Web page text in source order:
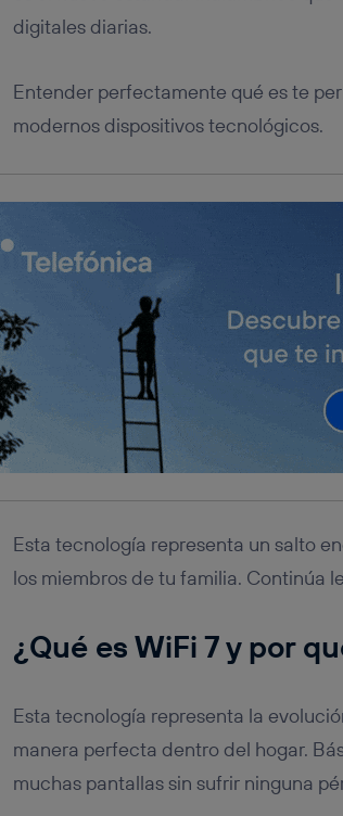
digitales diarias.
Entender perfectamente qué es te
modernos dispositivos tecnológicos.
Esta tecnología representa un salto
los miembros de tu familia. Continúa
¿Qué es WiFi 7y por
Esta tecnología representa la
manera perfecta dentro del hogar.
muchas pantallas sin sufrir ninguna
conecte su dispositivo y
realizará en función de las
hayan dado su